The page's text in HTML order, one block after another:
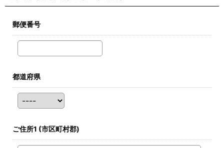
郵便番号
都道府県
ご住所1 (市区町村郡)